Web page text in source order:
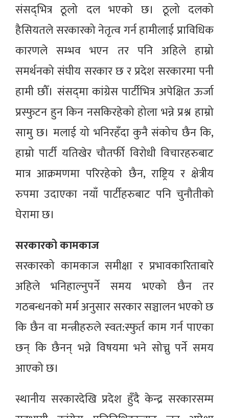
संसद्‌‌भित्र ठूलो दल भएको छ। ठूलो दलको
हैसियतले सरकारको नेतृत्व गर्न हामीलाई प्राविधिक
कारणले सम्भव भएन तर पनि अहिले हाम्रो
समर्थनको संघीय सरकार छ र प्रदेश सरकारमा पनी
हामी छौँ। संसद्‌मा कांग्रेस पार्टीभित्र अपेक्षित ऊर्जा
प्रस्फुटन हुन किन नसकिरहेको होला भन्ने प्रश्न हाम्रो
सामु छ। मलाई यो भनिरहँदा कुनै संकोच छैन कि,
हाम्रो पार्टी यतिखेर चौतर्फी विरोधी विचारहरुबाट
मात्र आक्रमणमा परिरहेको छैन, राष्ट्रिय र क्षेत्रीय
रुपमा उदाएका नयाँ पार्टीहरुबाट पनि चुनौतीको
घेरामा छ।
सरकारको कामकाज
सरकारको कामकाज समीक्षा र प्रभावकारिताबारे
अहिले भनिहाल्नुपर्ने समय भएको छैन तर
गठबन्धनको मर्म अनुसार सरकार सञ्चालन भएको छ
कि छैन वा मन्त्रीहरुले स्वत:स्फुर्त काम गर्न पाएका
छन् कि छैनन् भन्ने विषयमा भने सोच्नु पर्ने समय
आएको छ।
स्थानीय सरकारदेखि प्रदेश हुँदै केन्द्र सरकारसम्म